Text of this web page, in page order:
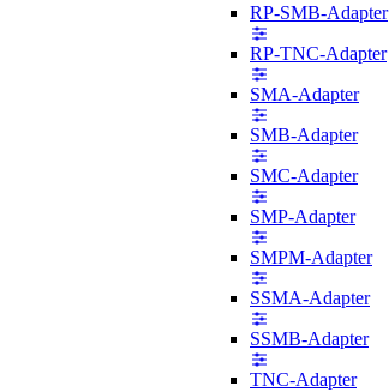
RP-SMB-Adapter
RP-TNC-Adapter
SMA-Adapter
SMB-Adapter
SMC-Adapter
SMP-Adapter
SMPM-Adapter
SSMA-Adapter
SSMB-Adapter
TNC-Adapter